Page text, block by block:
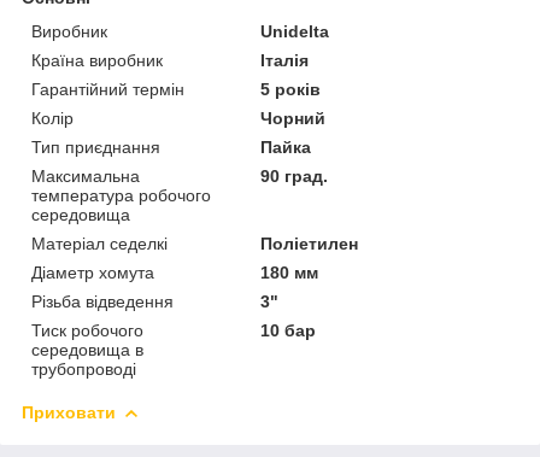
Виробник
Unidelta
Країна виробник
Італія
Гарантійний термін
5 років
Колір
Чорний
Тип приєднання
Пайка
Максимальна
температура робочого
середовища
90 град.
Матеріал седелкі
Поліетилен
Діаметр хомута
180 мм
Різьба відведення
3"
Тиск робочого
середовища в
трубопроводі
10 бар
Приховати